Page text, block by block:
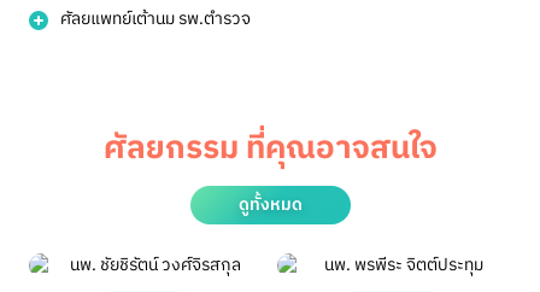
ศัลยแพทย์เต้านม รพ.ตำรวจ
ศัลยกรรม ที่คุณอาจสนใจ
ดูทั้งหมด